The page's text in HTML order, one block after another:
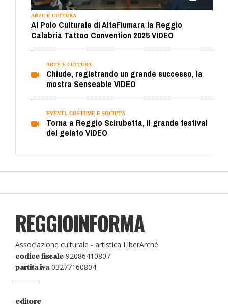
ARTE E CULTURA
Al Polo Culturale di AltaFiumara la Reggio
Calabria Tattoo Convention 2025 VIDEO
ARTE E CULTURA
Chiude, registrando un grande successo, la
mostra Senseable VIDEO
EVENTI, COSTUME E SOCIETÀ
Torna a Reggio Scirubetta, il grande festival
del gelato VIDEO
REGGIOINFORMA
Associazione culturale - artistica LiberArché
codice fiscale 92086410807
partita iva03277160804
editore